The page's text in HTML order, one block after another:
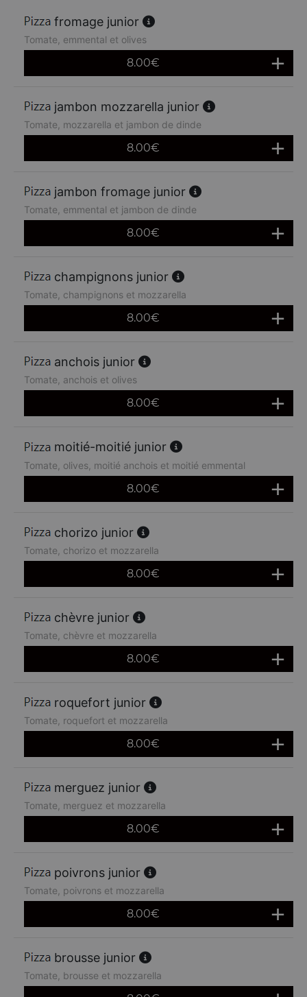
fromage junior
Tomate, emmental et olives
8.00€
jambon mozzarella junior
Tomate, mozzarella et jambon de dinde
8.00€
jambon fromage junior
Tomate, emmental et jambon de dinde
8.00€
champignons junior
Tomate, champignons et mozzarella
8.00€
anchois junior
Tomate, anchois et olives
8.00€
moitié-moitié junior
Tomate, olives, moitié anchois et moitié emmental
8.00€
chorizo junior
Tomate, chorizo et mozzarella
8.00€
chèvre junior
Tomate, chèvre et mozzarella
8.00€
roquefort junior
Tomate, roquefort et mozzarella
8.00€
merguez junior
Tomate, merguez et mozzarella
8.00€
poivrons junior
Tomate, poivrons et mozzarella
8.00€
brousse junior
Tomate, brousse et mozzarella